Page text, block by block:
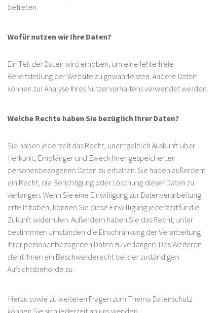
betreten.
Wofür nutzen wir Ihre Daten?
Ein Teil der Daten wird erhoben, um eine fehlerfreie
Bereitstellung der Website zu gewährleisten. Andere Daten
können zur Analyse Ihres Nutzerverhaltens verwendet werden.
Welche Rechte haben Sie bezüglich Ihrer Daten?
Sie haben jederzeit das Recht, unentgeltlich Auskunft über
Herkunft, Empfänger und Zweck Ihrer gespeicherten
personenbezogenen Daten zu erhalten. Sie haben außerdem
ein Recht, die Berichtigung oder Löschung dieser Daten zu
verlangen. Wenn Sie eine Einwilligung zur Datenverarbeitung
erteilt haben, können Sie diese Einwilligung jederzeit für die
Zukunft widerrufen. Außerdem haben Sie das Recht, unter
bestimmten Umständen die Einschränkung der Verarbeitung
Ihrer personenbezogenen Daten zu verlangen. Des Weiteren
steht Ihnen ein Beschwerderecht bei der zuständigen
Aufsichtsbehörde zu.
Hierzu sowie zu weiteren Fragen zum Thema Datenschutz
können Sie sich jederzeit an uns wenden.